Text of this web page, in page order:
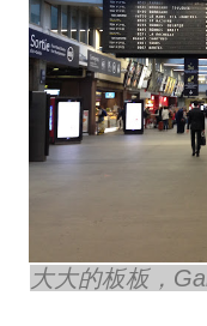
大大的板板，